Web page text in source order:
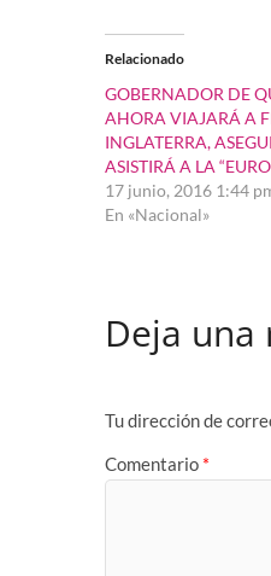
Relacionado
GOBERNADOR DE
AHORA VIAJARÁ A
INGLATERRA,
ASISTIRÁ A LA
17 junio, 2016 1:44
En «Nacional»
Deja una
Tu dirección de
Comentario *